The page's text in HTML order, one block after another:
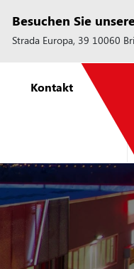
Besuchen Sie
Strada Europa, 39 10060
Kontakt